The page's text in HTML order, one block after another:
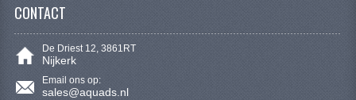
12 INCH VELGEN
CONTACT
De Driest 12, 3861RT
Nijkerk
Email ons op:
sales@aquads.nl